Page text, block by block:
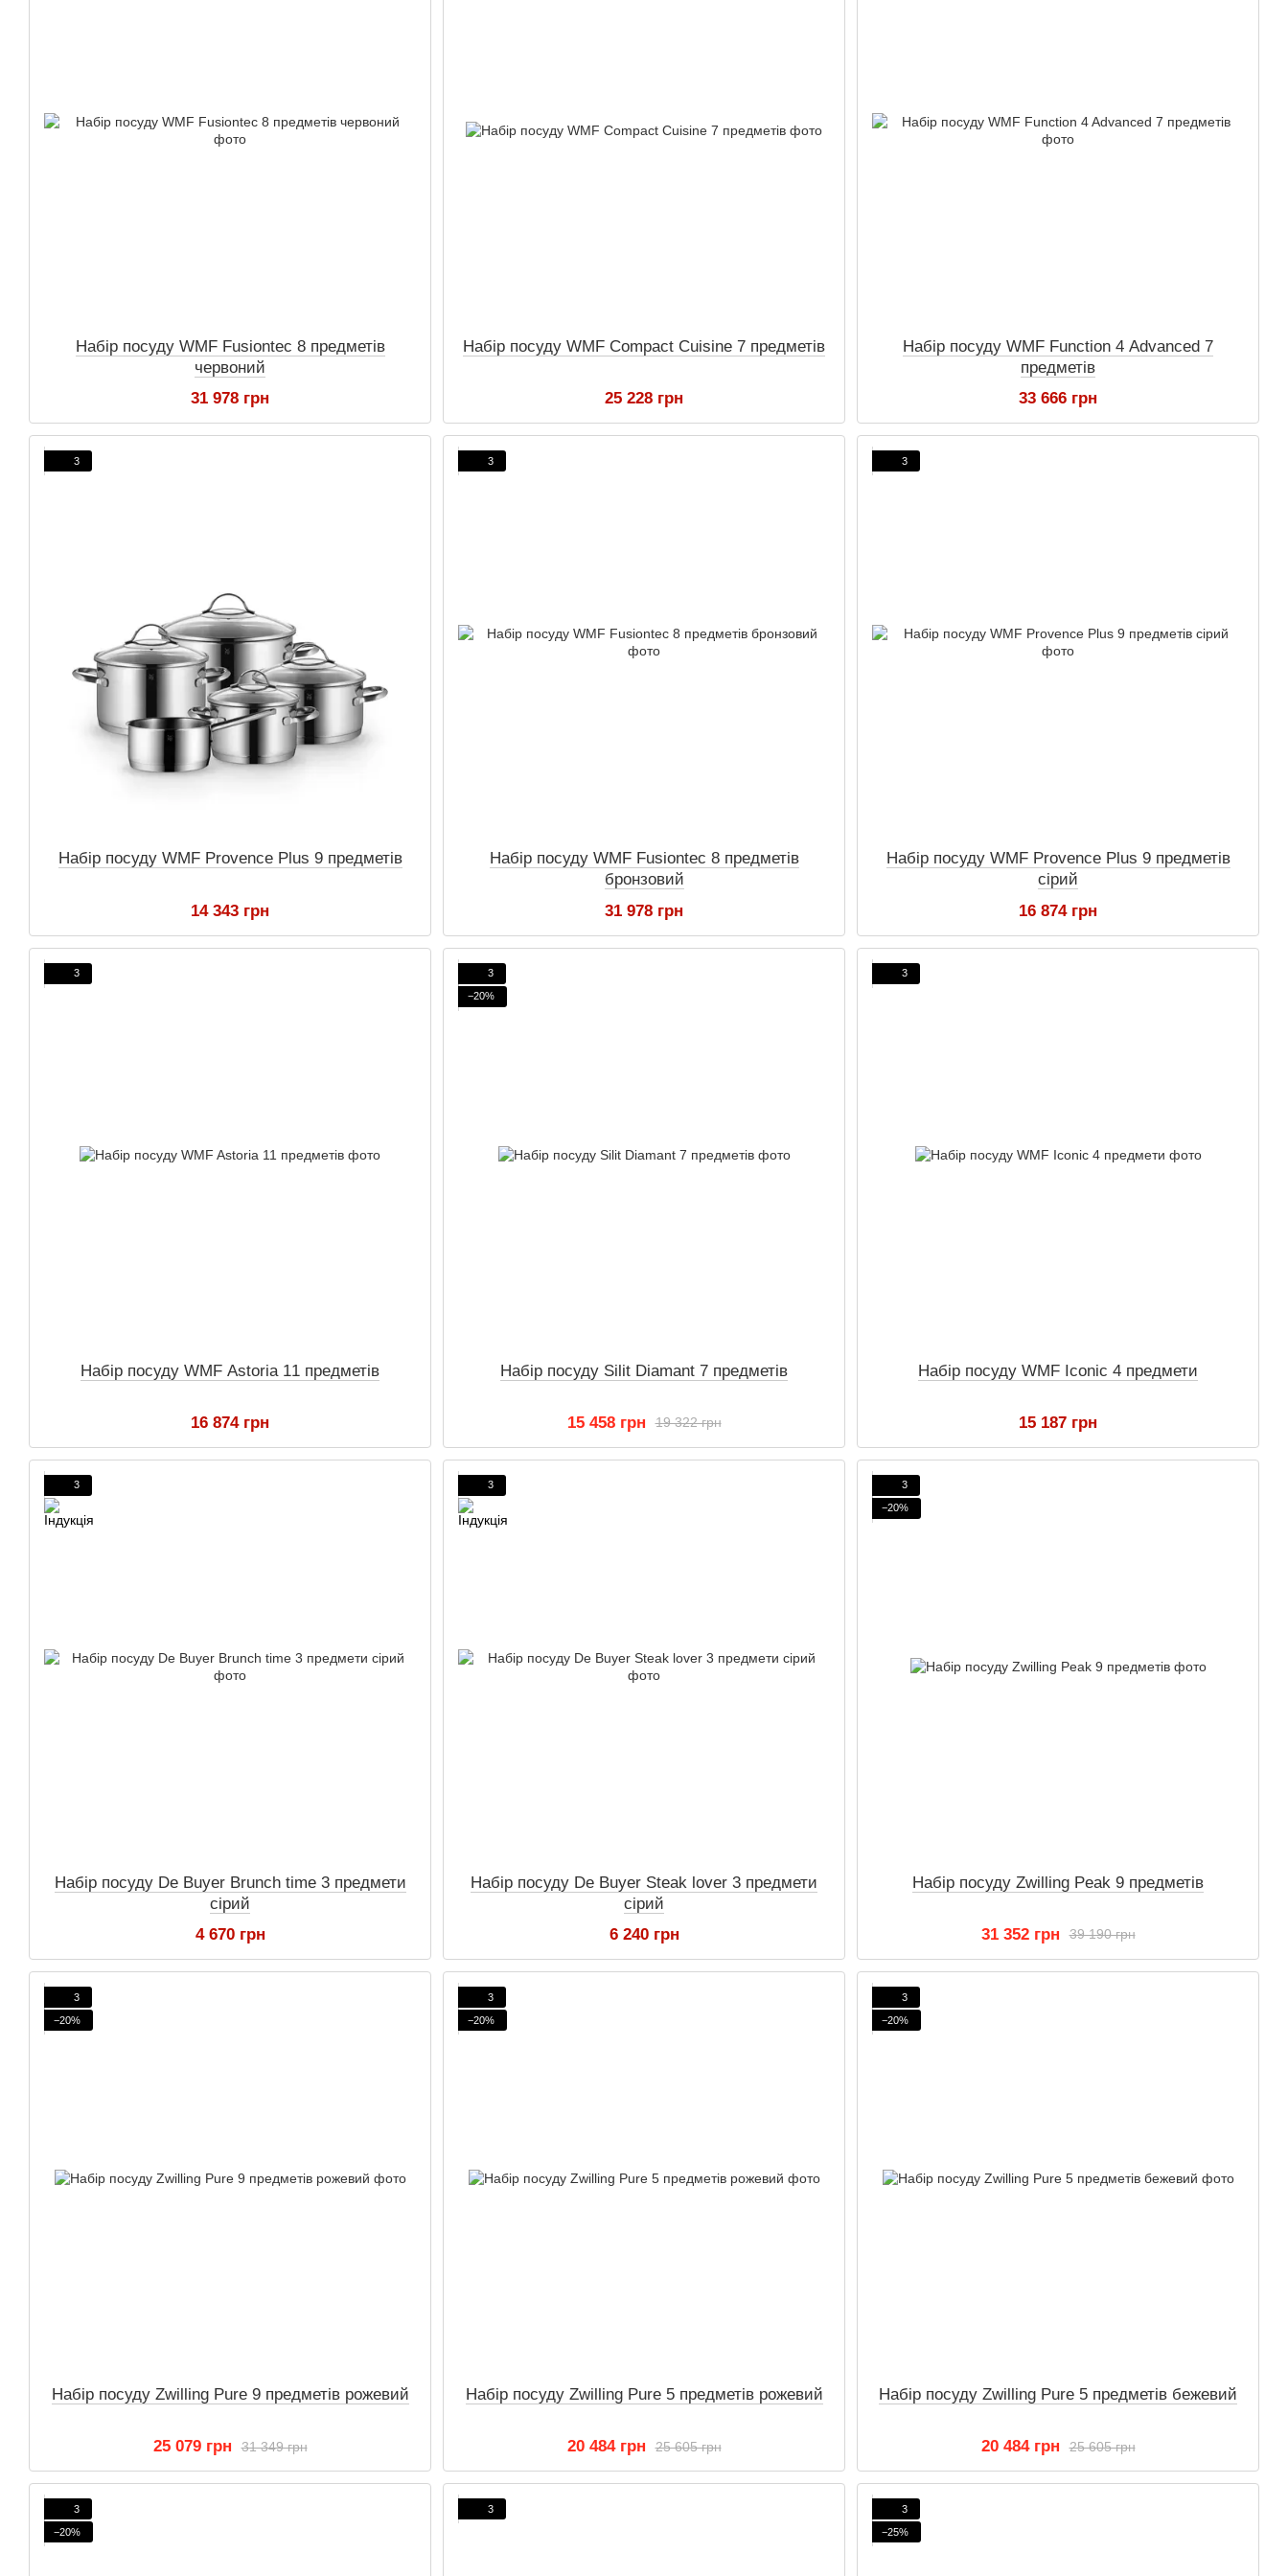
Набір посуду WMF Fusiontec 8 предметів
червоний
31 978 грн
Набір посуду WMF Compact Cuisine 7 предметів
25 228 грн
Набір посуду WMF Function 4 Advanced 7
предметів
33 666 грн
3
Набір посуду WMF Provence Plus 9 предметів
14 343 грн
3
Набір посуду WMF Fusiontec 8 предметів
бронзовий
31 978 грн
3
Набір посуду WMF Provence Plus 9 предметів
сірий
16 874 грн
3
Набір посуду WMF Astoria 11 предметів
16 874 грн
3
−20%
Набір посуду Silit Diamant 7 предметів
19 322 грн
15 458 грн
3
Набір посуду WMF Iconic 4 предмети
15 187 грн
3
Набір посуду De Buyer Brunch time 3 предмети
сірий
4 670 грн
3
Набір посуду De Buyer Steak lover 3 предмети
сірий
6 240 грн
3
−20%
Набір посуду Zwilling Peak 9 предметів
39 190 грн
31 352 грн
3
−20%
Набір посуду Zwilling Pure 9 предметів рожевий
31 349 грн
25 079 грн
3
−20%
Набір посуду Zwilling Pure 5 предметів рожевий
25 605 грн
20 484 грн
3
−20%
Набір посуду Zwilling Pure 5 предметів бежевий
25 605 грн
20 484 грн
3
−20%
3
3
−25%